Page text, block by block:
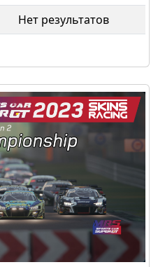
Нет результатов